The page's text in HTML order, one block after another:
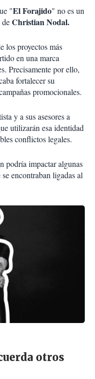
"El Forajido" no es un
Christian Nodal.
los proyectos más
en una marca
Precisamente por ello,
fortalecer su
promocionales.
y a sus asesores a
utilizarán esa identidad
conflictos legales.
podría impactar algunas
encontraban ligadas al
otros